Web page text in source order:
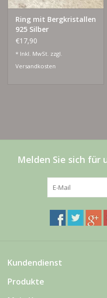
Ring mit Bergkristallen
925 Silber
€17,90
* Inkl. MwSt. zzgl.
Versandkosten
Melden Sie sich für
Kundendienst
Produkte